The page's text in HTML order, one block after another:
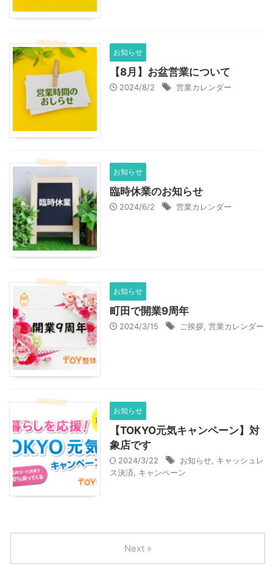
お知らせ
【8月】お盆営業について
2024/8/2 営業カレンダー
お知らせ
臨時休業のお知らせ
2024/6/2 営業カレンダー
お知らせ
町田で開業9周年
2024/3/15 ご挨拶 営業カレンダー
お知らせ
【TOKYO元気キャンペーン】対
象店です
2024/3/22 お知らせ キャッシュレ
ス決済
キャンペーン
Next »